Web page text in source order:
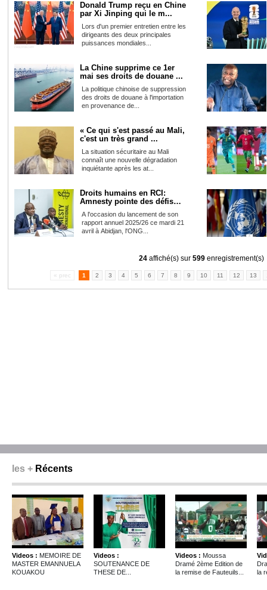
Donald Trump reçu en Chine
par Xi Jinping qui le m...
Lors d'un premier entretien entre les
dirigeants des deux principales
puissances mondiales...
La Chine supprime ce 1er
mai ses droits de douane ...
La politique chinoise de suppression
des droits de douane à l'importation
en provenance de...
« Ce qui s'est passé au Mali,
c'est un très grand ...
La situation sécuritaire au Mali
connaît une nouvelle dégradation
inquiétante après les at...
Droits humains en RCI:
Amnesty pointe des défis
pe...
A l'occasion du lancement de son
rapport annuel 2025/26 ce mardi 21
avril à Abidjan, l'ONG...
24 affiché(s) sur 599 enregistrement(s)
« prec 1 2 3 4 5 6 7 8 9 10 11 12 13
les + Récents
Videos : MEMOIRE DE
MASTER EMANNUELA
KOUAKOU
Videos :
SOUTENANCE DE
THESE DE...
Videos : Moussa
Dramé 2ème Edition de
la remise de Fauteuils...
la